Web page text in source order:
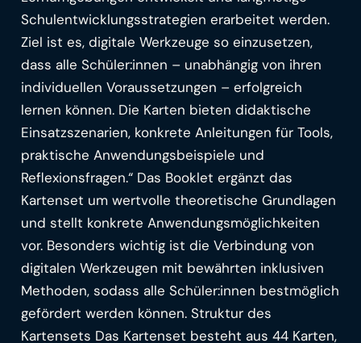
Schulentwicklungsstrategien erarbeitet werden.
Ziel ist es, digitale Werkzeuge so einzusetzen,
dass alle Schüler:innen – unabhängig von ihren
individuellen Voraussetzungen – erfolgreich
lernen können. Die Karten bieten didaktische
Einsatzszenarien, konkrete Anleitungen für Tools,
praktische Anwendungsbeispiele und
Reflexionsfragen.“ Das Booklet ergänzt das
Kartenset um wertvolle theoretische Grundlagen
und stellt konkrete Anwendungsmöglichkeiten
vor. Besonders wichtig ist die Verbindung von
digitalen Werkzeugen mit bewährten inklusiven
Methoden, sodass alle Schüler:innen bestmöglich
gefördert werden können. Struktur des
Kartensets Das Kartenset besteht aus 44 Karten,